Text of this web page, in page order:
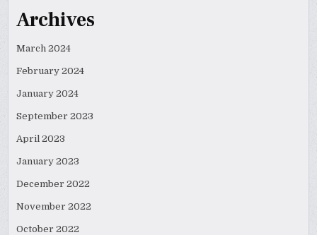
Archives
March 2024
February 2024
January 2024
September 2023
April 2023
January 2023
December 2022
November 2022
October 2022